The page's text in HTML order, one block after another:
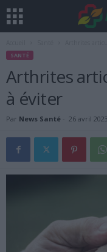
SANTÉ
Arthrites
à éviter
Par News Santé - 26 avril 2023